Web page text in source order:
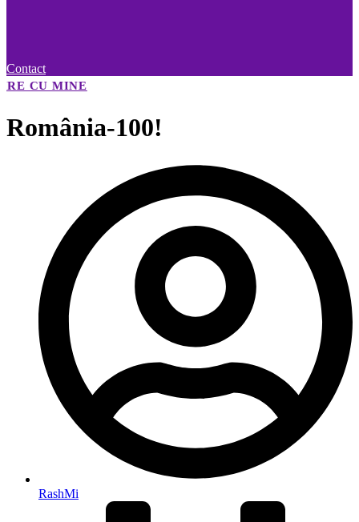
Contact
🗓️ PENTRU A INTRA ÎN ACEASTĂ GRUPĂ.
România-100!
RashMi